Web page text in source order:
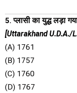
5. प्लासी का युद्ध लड़ा
[Uttarakhand U.D.A./
(A) 1761
(B) 1757
(C) 1760
(D) 1767